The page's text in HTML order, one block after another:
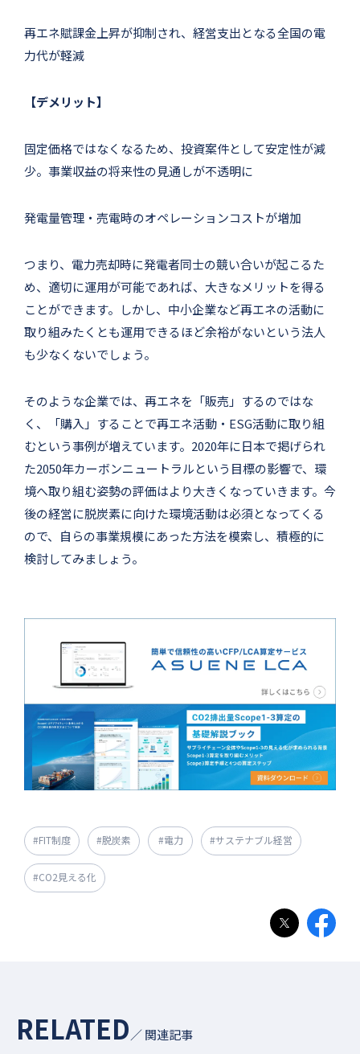
再エネ賦課金上昇が抑制され、経営支出となる全国の電
力代が軽減
【デメリット】
固定価格ではなくなるため、投資案件として安定性が減
少。事業収益の将来性の見通しが不透明に
発電量管理・売電時のオペレーションコストが増加
つまり、電力売却時に発電者同士の競い合いが起こるた
め、適切に運用が可能であれば、大きなメリットを得る
ことができます。しかし、中小企業など再エネの活動に
取り組みたくとも運用できるほど余裕がないという法人
も少なくないでしょう。
そのような企業では、再エネを「販売」するのではな
く、「購入」することで再エネ活動・ESG活動に取り組
むという事例が増えています。2020年に日本で掲げられ
た2050年カーボンニュートラルという目標の影響で、環
境へ取り組む姿勢の評価はより大きくなっていきます。今
後の経営に脱炭素に向けた環境活動は必須となってくる
ので、自らの事業規模にあった方法を模索し、積極的に
検討してみましょう。
#FIT制度 #脱炭素 #電力 #サステナブル経営
#CO2見える化
RELATED／ 関連記事